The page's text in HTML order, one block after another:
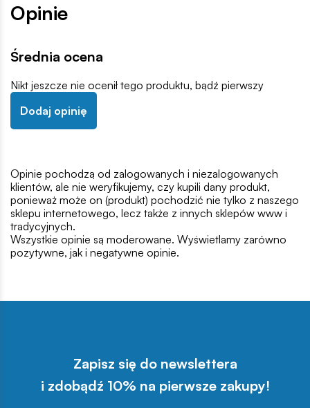
Opinie
Średnia ocena
Nikt jeszcze nie ocenił tego produktu, bądź pierwszy
Dodaj opinię
Opinie pochodzą od zalogowanych i niezalogowanych
klientów, ale nie weryfikujemy, czy kupili dany produkt,
ponieważ może on (produkt) pochodzić nie tylko z naszego
sklepu internetowego, lecz także z innych sklepów www i
tradycyjnych.
Wszystkie opinie są moderowane. Wyświetlamy zarówno
pozytywne, jak i negatywne opinie.
Zapisz się do newslettera
i zdobądź 10% na pierwsze zakupy!